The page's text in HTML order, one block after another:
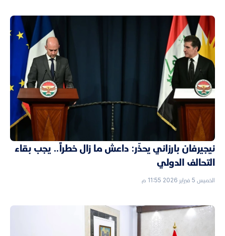
نيجيرفان بارزاني يحذّر: داعش ما زال خطراً.. يجب بقاء
التحالف الدولي
الخميس 5 فبراير 2026 11:55 م